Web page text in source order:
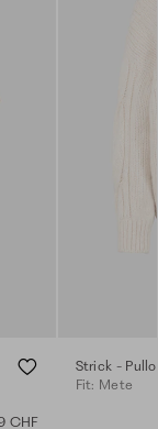
CHF
Strick -
Fit: Mete